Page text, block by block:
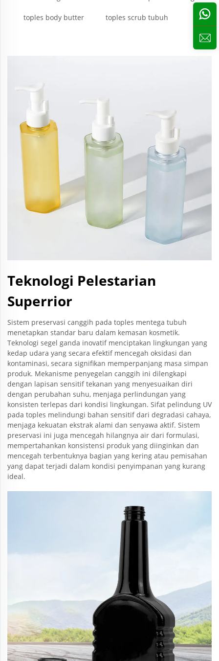
toples body butter toples scrub tubuh
Teknologi Pelestarian
Superrior
Sistem preservasi canggih pada toples mentega tubuh
menetapkan standar baru dalam kemasan kosmetik.
Teknologi segel ganda inovatif menciptakan lingkungan yang
kedap udara yang secara efektif mencegah oksidasi dan
kontaminasi, secara signifikan memperpanjang masa simpan
produk. Mekanisme penyegelan canggih ini dilengkapi
dengan lapisan sensitif tekanan yang menyesuaikan diri
dengan perubahan suhu, menjaga perlindungan yang
konsisten terlepas dari kondisi lingkungan. Sifat pelindung UV
pada toples melindungi bahan sensitif dari degradasi cahaya,
menjaga kekuatan ekstrak alami dan senyawa aktif. Sistem
preservasi ini juga mencegah hilangnya air dari formulasi,
mempertahankan konsistensi produk yang diinginkan dan
mencegah terbentuknya bagian yang kering atau pemisahan
yang dapat terjadi dalam kondisi penyimpanan yang kurang
ideal.